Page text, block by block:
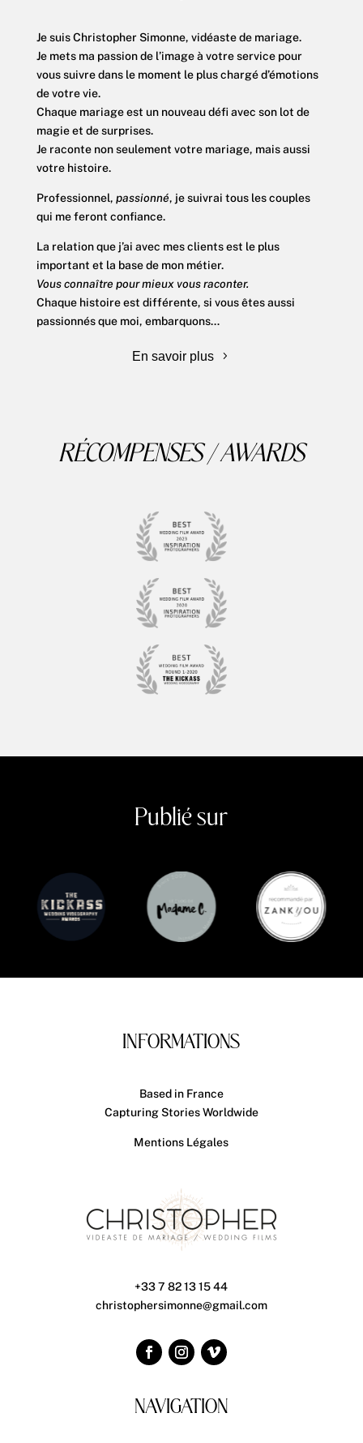
Je suis Christopher Simonne, vidéaste de mariage.
Je mets ma passion de l’image à votre service pour
vous suivre dans le moment le plus chargé d’émotions
de votre vie.
Chaque mariage est un nouveau défi avec son lot de
magie et de surprises.
Je raconte non seulement votre mariage, mais aussi
votre histoire.
Professionnel, passionné, je suivrai tous les couples
qui me feront confiance.
La relation que j’ai avec mes clients est le plus
important et la base de mon métier.
Vous connaître pour mieux vous raconter.
Chaque histoire est différente, si vous êtes aussi
passionnés que moi, embarquons…
En savoir plus
RÉCOMPENSES / AWARDS
Publié sur
INFORMATIONS
Based in France
Capturing Stories Worldwide
Mentions Légales
+33 7 82 13 15 44
christophersimonne@gmail.com
NAVIGATION